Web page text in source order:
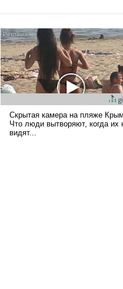
и ее реализация радикально
поднимет наши боевые
возможности.